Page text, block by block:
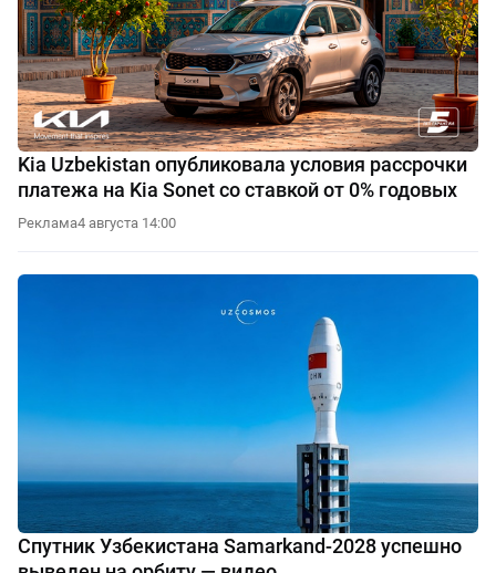
Kia Uzbekistan опубликовала условия рассрочки
платежа на Kia Sonet со ставкой от 0% годовых
Реклама4 августа 14:00
Спутник Узбекистана Samarkand-2028 успешно